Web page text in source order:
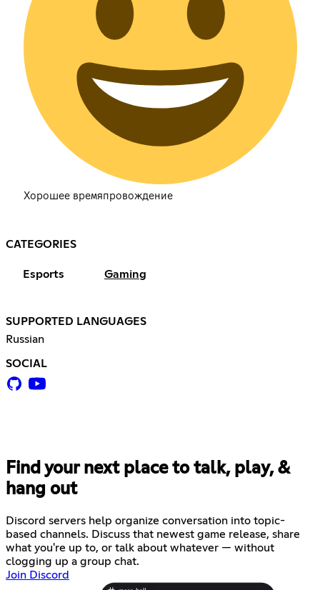
Хорошее времяпровождение
CATEGORIES
Esports Gaming
SUPPORTED LANGUAGES
Russian
SOCIAL
Find your next place to talk, play, &
hang out
Discord servers help organize conversation into topic-
based channels. Discuss that newest game release, share
what you're up to, or talk about whatever — without
clogging up a group chat.
Join Discord